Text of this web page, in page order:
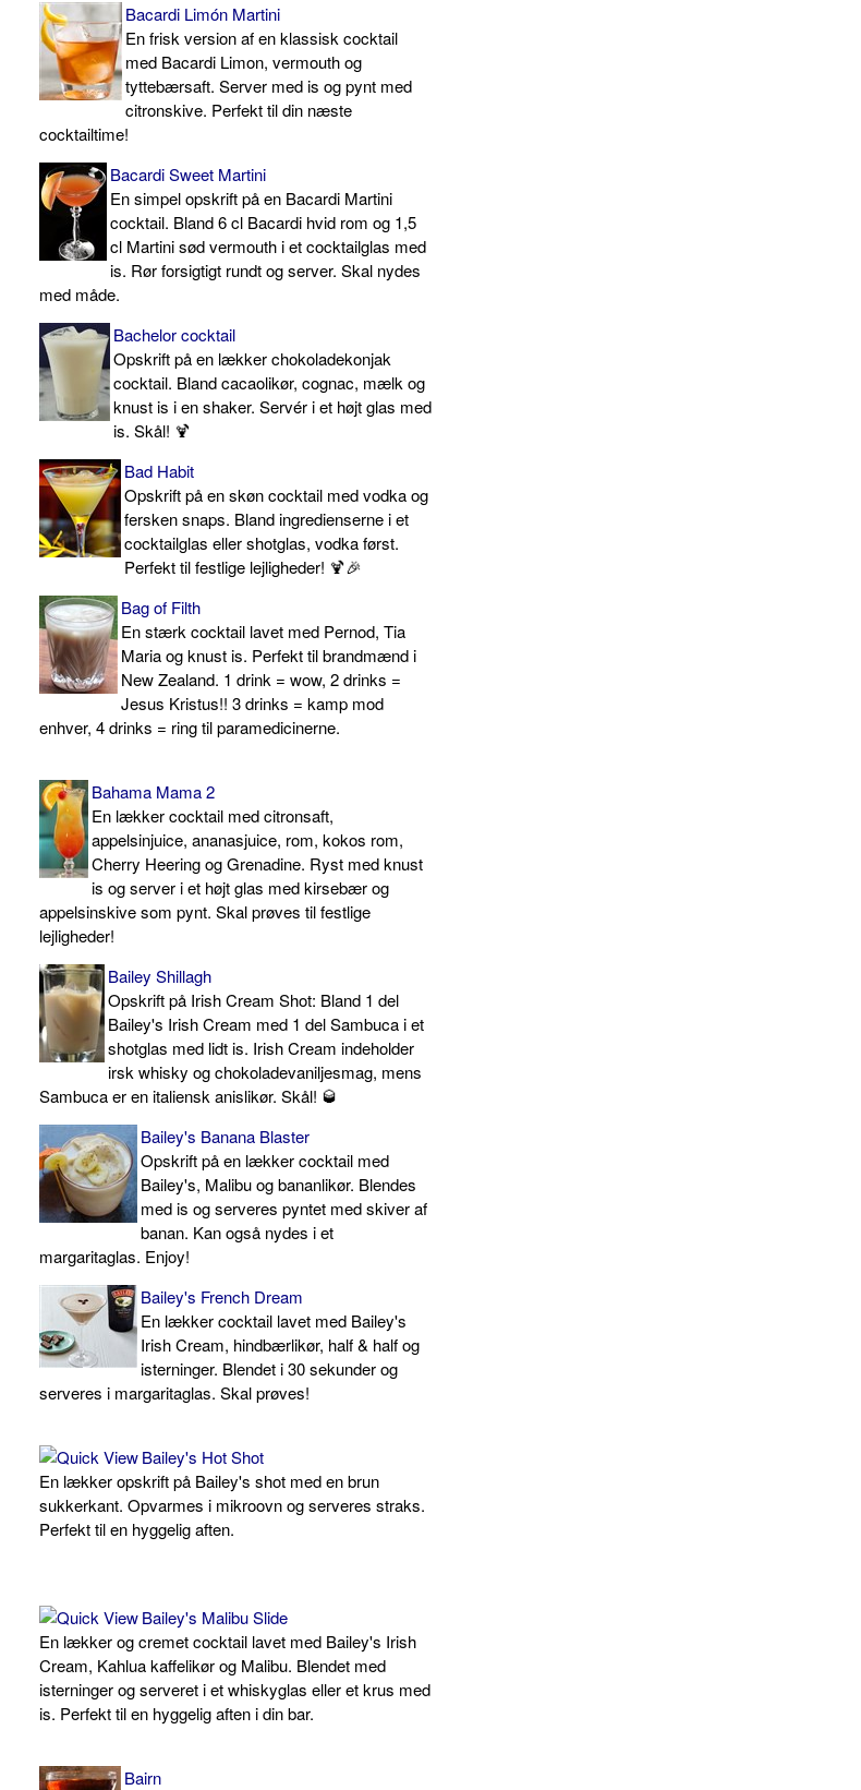
Bacardi Limón Martini
En frisk version af en klassisk cocktail
med Bacardi Limon, vermouth og
tyttebærsaft. Server med is og pynt med
citronskive. Perfekt til din næste
cocktailtime!
Bacardi Sweet Martini
En simpel opskrift på en Bacardi Martini
cocktail. Bland 6 cl Bacardi hvid rom og 1,5
cl Martini sød vermouth i et cocktailglas med
is. Rør forsigtigt rundt og server. Skal nydes
med måde.
Bachelor cocktail
Opskrift på en lækker chokoladekonjak
cocktail. Bland cacaolikør, cognac, mælk og
knust is i en shaker. Servér i et højt glas med
is. Skål! 🍹
Bad Habit
Opskrift på en skøn cocktail med vodka og
fersken snaps. Bland ingredienserne i et
cocktailglas eller shotglas, vodka først.
Perfekt til festlige lejligheder! 🍹🎉
Bag of Filth
En stærk cocktail lavet med Pernod, Tia
Maria og knust is. Perfekt til brandmænd i
New Zealand. 1 drink = wow, 2 drinks =
Jesus Kristus!! 3 drinks = kamp mod
enhver, 4 drinks = ring til paramedicinerne.
Bahama Mama 2
En lækker cocktail med citronsaft,
appelsinjuice, ananasjuice, rom, kokos rom,
Cherry Heering og Grenadine. Ryst med knust
is og server i et højt glas med kirsebær og
appelsinskive som pynt. Skal prøves til festlige
lejligheder!
Bailey Shillagh
Opskrift på Irish Cream Shot: Bland 1 del
Bailey's Irish Cream med 1 del Sambuca i et
shotglas med lidt is. Irish Cream indeholder
irsk whisky og chokoladevaniljesmag, mens
Sambuca er en italiensk anislikør. Skål! 🥃
Bailey's Banana Blaster
Opskrift på en lækker cocktail med
Bailey's, Malibu og bananlikør. Blendes
med is og serveres pyntet med skiver af
banan. Kan også nydes i et
margaritaglas. Enjoy!
Bailey's French Dream
En lækker cocktail lavet med Bailey's
Irish Cream, hindbærlikør, half & half og
isterninger. Blendet i 30 sekunder og
serveres i margaritaglas. Skal prøves!
Bailey's Hot Shot
En lækker opskrift på Bailey's shot med en brun
sukkerkant. Opvarmes i mikroovn og serveres straks.
Perfekt til en hyggelig aften.
Bailey's Malibu Slide
En lækker og cremet cocktail lavet med Bailey's Irish
Cream, Kahlua kaffelikør og Malibu. Blendet med
isterninger og serveret i et whiskyglas eller et krus med
is. Perfekt til en hyggelig aften i din bar.
Bairn